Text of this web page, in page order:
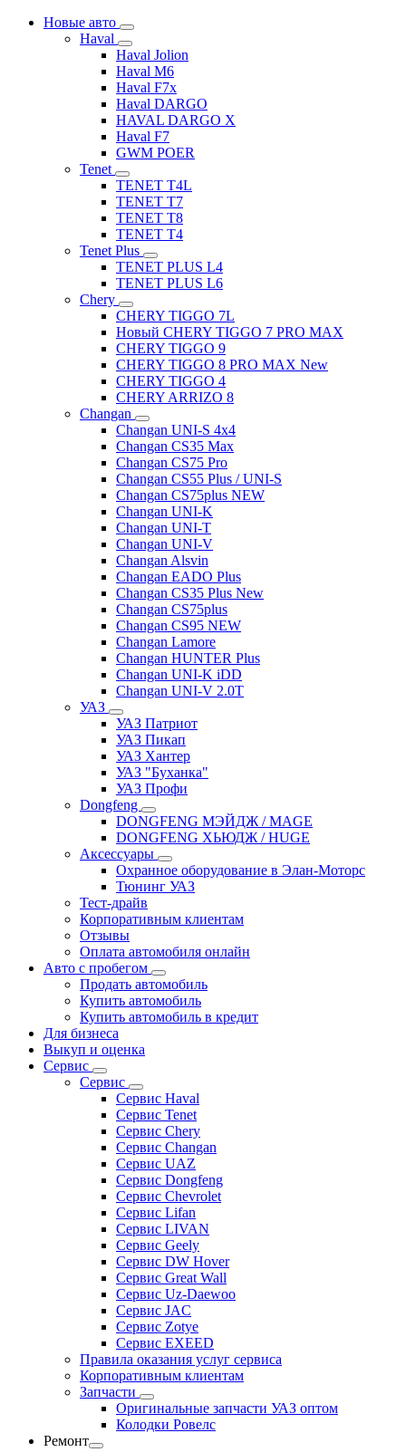
Новые авто
Haval
Haval Jolion
Haval M6
Haval F7x
Haval DARGO
HAVAL DARGO Х
Haval F7
GWM POER
Tenet
TENET T4L
TENET T7
TENET T8
TENET T4
Tenet Plus
TENET PLUS L4
TENET PLUS L6
Chery
CHERY TIGGO 7L
Новый CHERY TIGGO 7 PRO MAX
CHERY TIGGO 9
CHERY TIGGO 8 PRO MAX New
CHERY TIGGO 4
CHERY ARRIZO 8
Changan
Changan UNI-S 4x4
Changan CS35 Max
Changan CS75 Pro
Changan CS55 Plus / UNI-S
Changan CS75plus NEW
Changan UNI-K
Changan UNI-T
Changan UNI-V
Changan Alsvin
Changan EADO Plus
Changan CS35 Plus New
Changan CS75plus
Changan CS95 NEW
Changan Lamore
Changan HUNTER Plus
Changan UNI-K iDD
Changan UNI-V 2.0T
УАЗ
УАЗ Патриот
УАЗ Пикап
УАЗ Хантер
УАЗ "Буханка"
УАЗ Профи
Dongfeng
DONGFENG МЭЙДЖ / MAGE
DONGFENG ХЬЮДЖ / HUGE
Аксессуары
Охранное оборудование в Элан-Моторс
Тюнинг УАЗ
Тест-драйв
Корпоративным клиентам
Отзывы
Оплата автомобиля онлайн
Авто с пробегом
Продать автомобиль
Купить автомобиль
Купить автомобиль в кредит
Для бизнеса
Выкуп и оценка
Сервис
Сервис
Сервис Haval
Сервис Tenet
Сервис Chery
Сервис Changan
Сервис UAZ
Сервис Dongfeng
Сервис Chevrolet
Сервис Lifan
Сервис LIVAN
Сервис Geely
Сервис DW Hover
Сервис Great Wall
Сервис Uz-Daewoo
Сервис JAC
Сервис Zotye
Сервис EXEED
Правила оказания услуг сервиса
Корпоративным клиентам
Запчасти
Оригинальные запчасти УАЗ оптом
Колодки Ровелс
Ремонт